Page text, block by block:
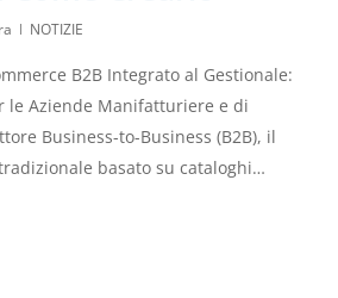
NOTIZIE
B2B Integrato al Gestionale:
le Aziende Manifatturiere e di
Business-to-Business (B2B), il
basato su cataloghi…